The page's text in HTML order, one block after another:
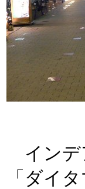
インデ
「ダイ